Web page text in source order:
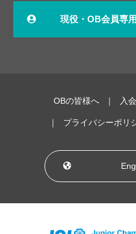
現役・OB会員専
OBの皆様へ 入
プライバシーポリ